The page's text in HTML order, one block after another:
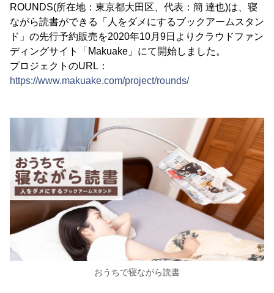
ROUNDS(所在地：東京都大田区、代表：簡 達也)は、寝
ながら読書ができる「人をダメにするブックアームスタン
ド」の先行予約販売を2020年10月9日よりクラウドファン
ディングサイト「Makuake」にて開始しました。
プロジェクトのURL：
https://www.makuake.com/project/rounds/
おうちで寝ながら読書